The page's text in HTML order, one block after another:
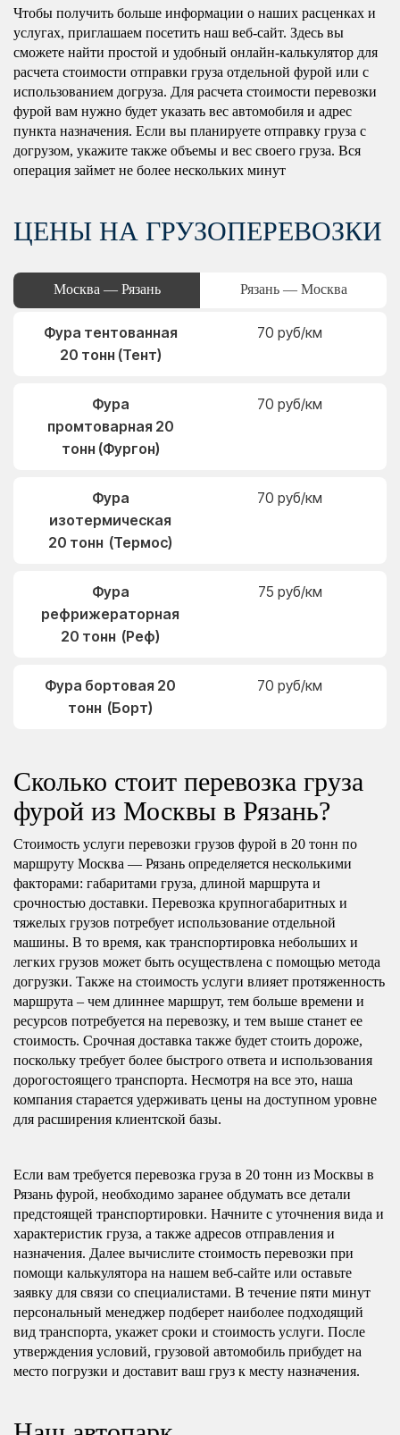
Чтобы получить больше информации о наших расценках и
услугах, приглашаем посетить наш веб-сайт. Здесь вы
сможете найти простой и удобный онлайн-калькулятор для
расчета стоимости отправки груза отдельной фурой или с
использованием догруза. Для расчета стоимости перевозки
фурой вам нужно будет указать вес автомобиля и адрес
пункта назначения. Если вы планируете отправку груза с
догрузом, укажите также объемы и вес своего груза. Вся
операция займет не более нескольких минут
ЦЕНЫ НА ГРУЗОПЕРЕВОЗКИ
Москва — Рязань Рязань — Москва
Фура тентованная
20 тонн (Тент)
70 руб/км
Фура
промтоварная 20
тонн (Фургон)
70 руб/км
Фура
изотермическая
20 тонн (Термос)
70 руб/км
Фура
рефрижераторная
20 тонн (Реф)
75 руб/км
Фура бортовая 20
тонн (Борт)
70 руб/км
Сколько стоит перевозка груза
фурой из Москвы в Рязань?
Стоимость услуги перевозки грузов фурой в 20 тонн по
маршруту Москва — Рязань определяется несколькими
факторами: габаритами груза, длиной маршрута и
срочностью доставки. Перевозка крупногабаритных и
тяжелых грузов потребует использование отдельной
машины. В то время, как транспортировка небольших и
легких грузов может быть осуществлена с помощью метода
догрузки. Также на стоимость услуги влияет протяженность
маршрута – чем длиннее маршрут, тем больше времени и
ресурсов потребуется на перевозку, и тем выше станет ее
стоимость. Срочная доставка также будет стоить дороже,
поскольку требует более быстрого ответа и использования
дорогостоящего транспорта. Несмотря на все это, наша
компания старается удерживать цены на доступном уровне
для расширения клиентской базы.
Если вам требуется перевозка груза в 20 тонн из Москвы в
Рязань фурой, необходимо заранее обдумать все детали
предстоящей транспортировки. Начните с уточнения вида и
характеристик груза, а также адресов отправления и
назначения. Далее вычислите стоимость перевозки при
помощи калькулятора на нашем веб-сайте или оставьте
заявку для связи со специалистами. В течение пяти минут
персональный менеджер подберет наиболее подходящий
вид транспорта, укажет сроки и стоимость услуги. После
утверждения условий, грузовой автомобиль прибудет на
место погрузки и доставит ваш груз к месту назначения.